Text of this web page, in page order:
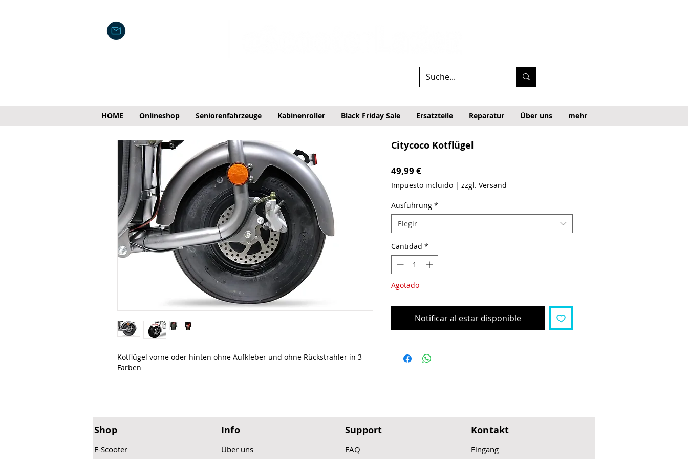
HOME Onlineshop Seniorenfahrzeuge Kabinenroller Black Friday Sale Ersatzteile Reparatur Über uns mehr
Kotflügel vorne oder hinten ohne Aufkleber und ohne Rückstrahler in 3
Farben
Citycoco Kotflügel
49,99 €Precio
Impuesto incluido| zzgl. Versand
Ausführung *
Elegir
Cantidad *
Agotado
Notificar al estar disponible
Shop
E-Scooter
Info
Über uns
Support
FAQ
Kontakt
Eingang